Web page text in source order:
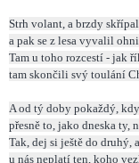
Strh volant, a brzdy
a pak se z lesa vyvalil
Tam u toho rozcestí - jak
tam skončili svý toulání
A od tý doby pokaždý,
přesně to, jako dneska ty,
Tak, dej si ještě do druhý,
u nás neplatí ten, koho